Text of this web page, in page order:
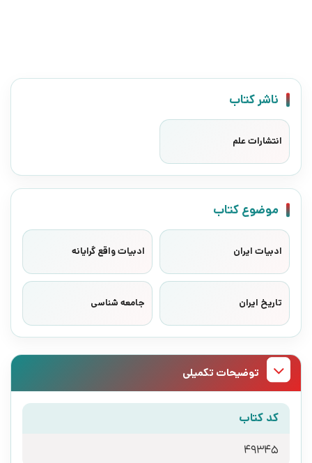
ناشر کتاب
انتشارات علم
موضوع کتاب
ادبیات ایران ادبیات واقع گرایانه
تاریخ ایران جامعه شناسی
توضیحات تکمیلی
کد کتاب
49345